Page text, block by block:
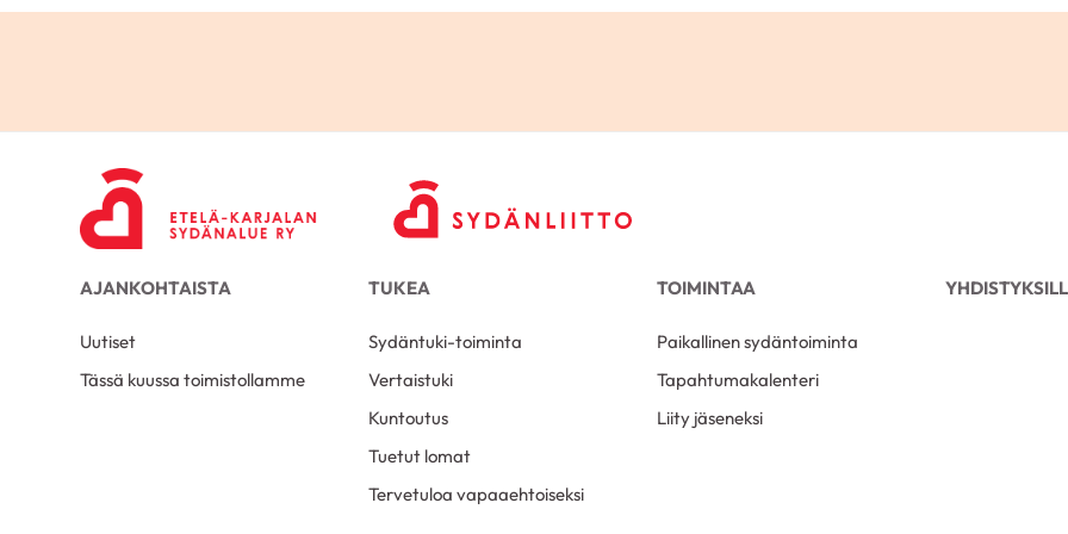
AJANKOHTAISTA
Uutiset
Tässä kuussa toimistollamme
TUKEA
Sydäntuki-toiminta
Vertaistuki
Kuntoutus
Tuetut lomat
Tervetuloa vapaaehtoiseksi
TOIMINTAA
Paikallinen sydäntoiminta
Tapahtumakalenteri
Liity jäseneksi